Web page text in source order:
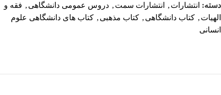
دسته: انتشارات , انتشارات سمت , دروس عمومی دانشگاهی , فقه و
الهیات , کتاب دانشگاهی , کتاب مذهبی , کتاب های دانشگاهی علوم
انسانی